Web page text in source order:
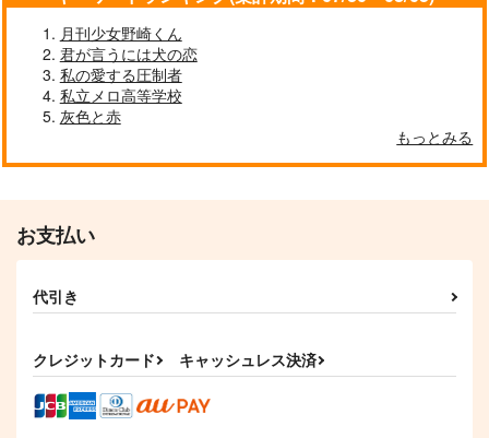
前世の職場へようこそ
Nikumeshi
787
願わくば、夏空の下
あまりり商店藤の家支
2,515円（税込）
花に溺れる、その先で
月刊少女野崎くん
君が言うには犬の恋
私の愛する圧制者
私立メロ高等学校
灰色と赤
もっとみる
お支払い
代引き
クレジットカード キャッシュレス決済